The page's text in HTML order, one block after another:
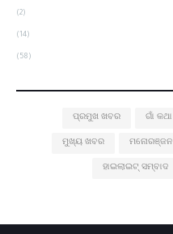
(2)
(14)
(58)
ଗାଁ କଥା
ପ୍ରମୁଖ ଖବର
ମନୋରଞ୍ଜନ
ମୁଖ୍ୟ ଖବର
ହାଇଲାଇଟ୍ ସମ୍ବାଦ